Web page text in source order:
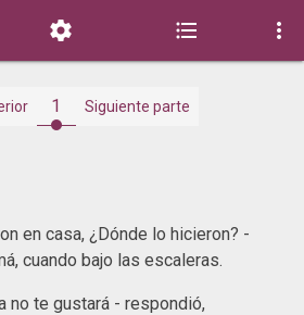
  
1 Siguiente parte
en casa, ¿Dónde lo hicieron? -
cuando bajo las escaleras.
no te gustará - respondió,